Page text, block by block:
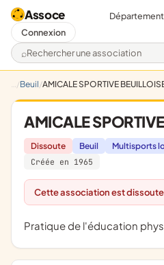
Assoce
Rechercher une association
Connexion
Beuil AMICALE SPORTIVE
AMICALE
Dissoute Beuil Multisports
Créée en 1965
Cette association est
pratique de l'éducation